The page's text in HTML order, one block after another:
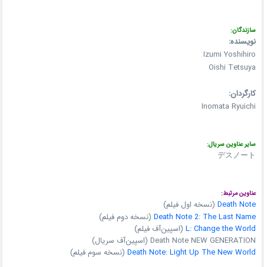
سازندگان:
نویسنده:
Izumi Yoshihiro
Oishi Tetsuya
کارگردان:
Inomata Ryuichi
سایر عناوین سریال:
デスノート
عناوین مرتبط:
Death Note (نسخه اول فیلم)
Death Note 2: The Last Name (نسخه دوم فیلم)
L: Change the World (اسپین‌آف فیلم)
Death Note NEW GENERATION (اسپین‌آف سریال)
Death Note: Light Up The New World (نسخه سوم فیلم)